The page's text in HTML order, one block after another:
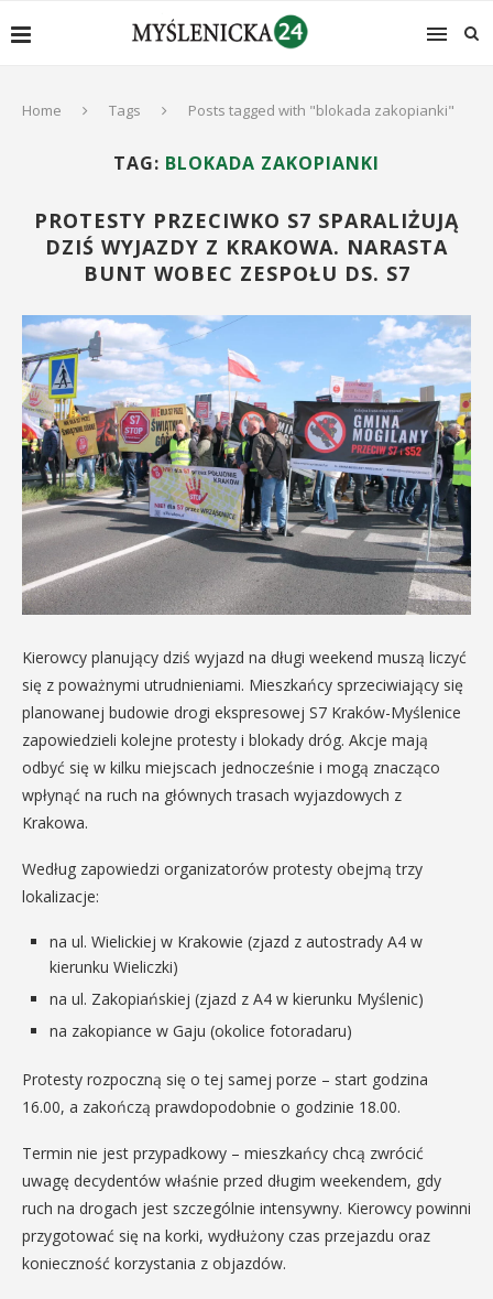
Home Tags Posts tagged with "blokada zakopianki"
TAG: BLOKADA ZAKOPIANKI
PROTESTY PRZECIWKO S7 SPARALIŻUJĄ
DZIŚ WYJAZDY Z KRAKOWA. NARASTA
BUNT WOBEC ZESPOŁU DS. S7
Kierowcy planujący dziś wyjazd na długi weekend muszą liczyć
się z poważnymi utrudnieniami. Mieszkańcy sprzeciwiający się
planowanej budowie drogi ekspresowej S7 Kraków-Myślenice
zapowiedzieli kolejne protesty i blokady dróg. Akcje mają
odbyć się w kilku miejscach jednocześnie i mogą znacząco
wpłynąć na ruch na głównych trasach wyjazdowych z
Krakowa.
Według zapowiedzi organizatorów protesty obejmą trzy
lokalizacje:
na ul. Wielickiej w Krakowie (zjazd z autostrady A4 w
kierunku Wieliczki)
na ul. Zakopiańskiej (zjazd z A4 w kierunku Myślenic)
na zakopiance w Gaju (okolice fotoradaru)
Protesty rozpoczną się o tej samej porze – start godzina
16.00, a zakończą prawdopodobnie o godzinie 18.00.
Termin nie jest przypadkowy – mieszkańcy chcą zwrócić
uwagę decydentów właśnie przed długim weekendem, gdy
ruch na drogach jest szczególnie intensywny. Kierowcy powinni
przygotować się na korki, wydłużony czas przejazdu oraz
konieczność korzystania z objazdów.